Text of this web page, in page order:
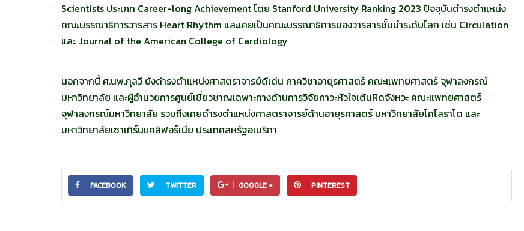
Scientists ประเภท Career-long Achievement โดย Stanford University Ranking 2023 ปัจจุบันดำรงตำแหน่ง
คณะบรรณาธิการวารสาร Heart Rhythm และเคยเป็นคณะบรรณาธิการของวารสารชั้นนำระดับโลก เช่น Circulation
และ Journal of the American College of Cardiology
นอกจากนี้ ศ.นพ.กุลวี ยังดำรงตำแหน่งศาสตราจารย์ดีเด่น ภาควิชาอายุรศาสตร์ คณะแพทยศาสตร์ จุฬาลงกรณ์
มหาวิทยาลัย และผู้อำนวยการศูนย์เชี่ยวชาญเฉพาะทางด้านการวิจัยภาวะหัวใจเต้นผิดจังหวะ คณะแพทยศาสตร์
จุฬาลงกรณ์มหาวิทยาลัย รวมถึงเคยดำรงตำแหน่งศาสตราจารย์ด้านอายุรศาสตร์ มหาวิทยาลัยโคโลราโด และ
มหาวิทยาลัยเซาเทิร์นแคลิฟอร์เนีย ประเทศสหรัฐอเมริกา
FACEBOOK TWITTER GOOGLE + PINTEREST